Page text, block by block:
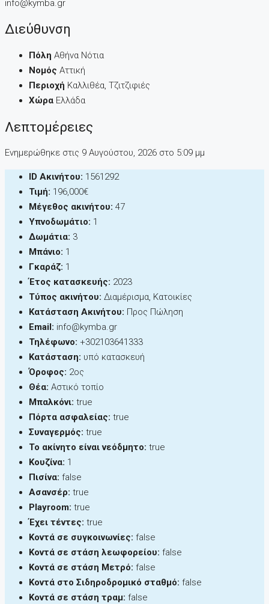
info@kymba.gr
Διεύθυνση
Πόλη Αθήνα Νότια
Νομός Αττική
Περιοχή Καλλιθέα, Τζιτζιφιές
Χώρα Ελλάδα
Λεπτομέρειες
Ενημερώθηκε στις 9 Αυγούστου, 2026 στo 5:09 μμ
ID Ακινήτου: 1561292
Τιμή: 196,000€
Μέγεθος ακινήτου: 47
Υπνοδωμάτιο: 1
Δωμάτια: 3
Μπάνιο: 1
Γκαράζ: 1
Έτος κατασκευής: 2023
Τύπος ακινήτου: Διαμέρισμα, Κατοικίες
Κατάσταση Ακινήτου: Προς Πώληση
Email: info@kymba.gr
Τηλέφωνο: +302103641333
Κατάσταση: υπό κατασκευή
Όροφος: 2ος
Θέα: Αστικό τοπίο
Μπαλκόνι: true
Πόρτα ασφαλείας: true
Συναγερμός: true
Το ακίνητο είναι νεόδμητο: true
Κουζίνα: 1
Πισίνα: false
Ασανσέρ: true
Playroom: true
Έχει τέντες: true
Κοντά σε συγκοινωνίες: false
Κοντά σε στάση λεωφορείου: false
Κοντά σε στάση Μετρό: false
Κοντά στο Σιδηροδρομικό σταθμό: false
Κοντά σε στάση τραμ: false